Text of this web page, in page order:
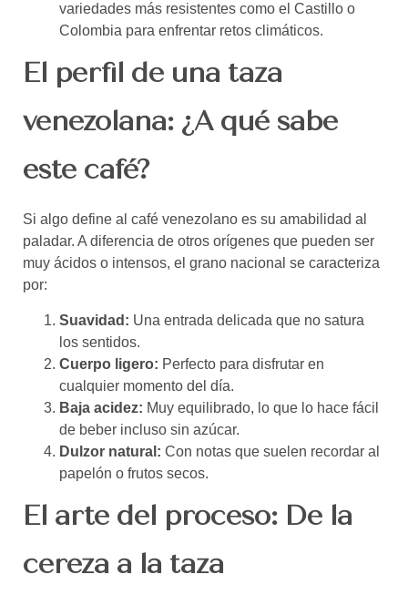
variedades más resistentes como el Castillo o
Colombia para enfrentar retos climáticos.
El perfil de una taza
venezolana: ¿A qué sabe
este café?
Si algo define al café venezolano es su amabilidad al
paladar. A diferencia de otros orígenes que pueden ser
muy ácidos o intensos, el grano nacional se caracteriza
por:
Suavidad: Una entrada delicada que no satura
los sentidos.
Cuerpo ligero: Perfecto para disfrutar en
cualquier momento del día.
Baja acidez: Muy equilibrado, lo que lo hace fácil
de beber incluso sin azúcar.
Dulzor natural: Con notas que suelen recordar al
papelón o frutos secos.
El arte del proceso: De la
cereza a la taza